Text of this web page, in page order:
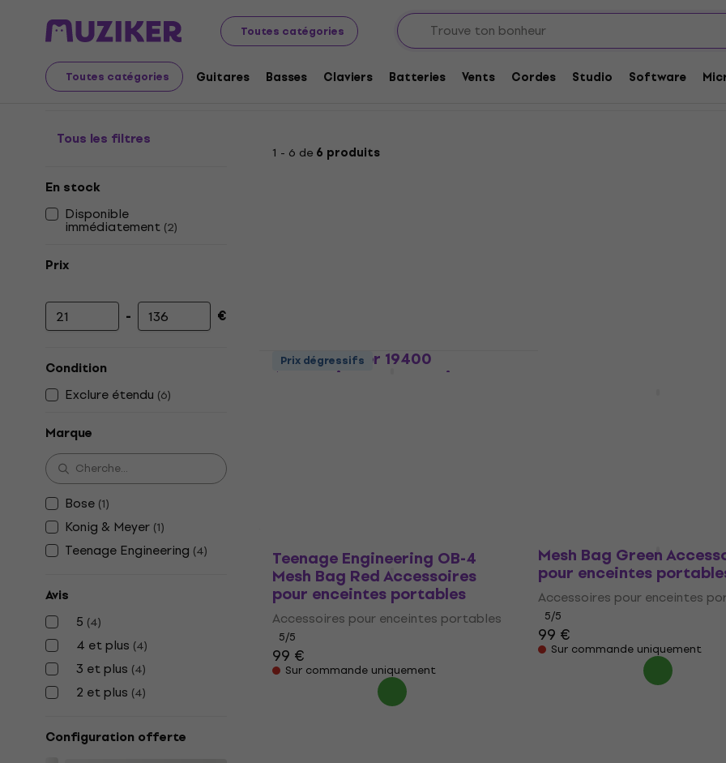
Toutes catégories
Toutes catégories Guitares Basses Claviers Batteries Vents Cordes Studio Software
Audio Video Tech Audio Audio portable Haut-parleurs portables et sans fil
Enceintes portables-Accessoires
Tous les filtres
En stock
Disponible
immédiatement (2)
Prix
Prix minimum
- Prix maximum
€
Condition
Exclure étendu (6)
Marque
Bose (1)
Konig & Meyer (1)
Teenage Engineering (4)
Avis
5 (4)
4 et plus (4)
3 et plus (4)
2 et plus (4)
Configuration offerte
1 - 6 de 6 produits
Konig & Meyer 19400
Accessoires pour enceintes
Prix dégressifs
Teenage Engineering OB-4
Mesh Bag Red Accessoires
pour enceintes portables
Accessoires pour enceintes portables
5/5
99 €
Sur commande uniquement
Mesh Bag Green
pour enceintes
Accessoires pour enceintes
5/5
99 €
Sur commande uniquement